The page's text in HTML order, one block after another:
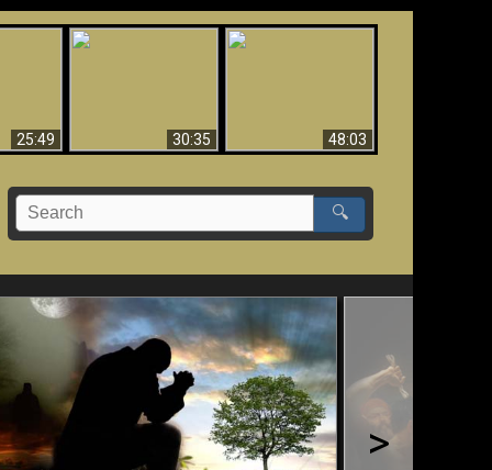
25:49 30:35
48:03
🔍
>